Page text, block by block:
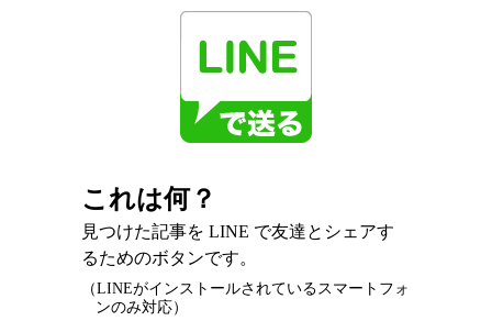
これは何？
見つけた記事を LINE で友達とシェアす
るためのボタンです。
（LINEがインストールされているスマートフォ
ンのみ対応）